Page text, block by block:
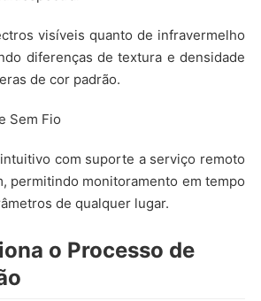
visíveis quanto de infravermelho
diferenças de textura e densidade
de cor padrão.
Sem Fio
com suporte a serviço remoto
permitindo monitoramento em tempo
de qualquer lugar.
o Processo de